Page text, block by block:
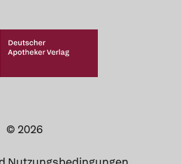
© 2026